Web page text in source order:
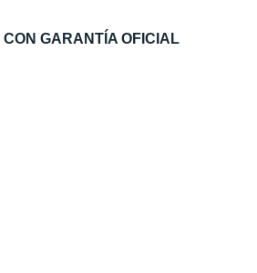
GARANTÍA OFICIAL